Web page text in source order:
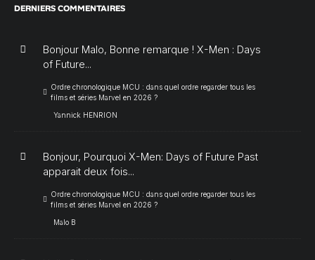
DERNIERS COMMENTAIRES
Bonjour Malo, Bonne remarque ! X-Men : Days
of Future...
Ordre chronologique MCU : dans quel ordre regarder tous les
films et séries Marvel en 2026 ?
Yannick HENRION
Bonjour, Pourquoi X-Men: Days of Future Past
apparait deux fois...
Ordre chronologique MCU : dans quel ordre regarder tous les
films et séries Marvel en 2026 ?
Malo B